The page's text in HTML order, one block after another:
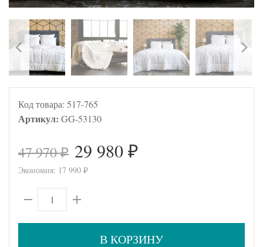
Код товара: 517-765
Артикул: GG-53130
47 970₽ 29 980 ₽
Экономия: 17 990 ₽
В КОРЗИНУ